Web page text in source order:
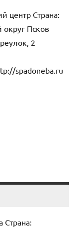
центр Страна:
округ Псков
2
spadoneba.ru
Страна: